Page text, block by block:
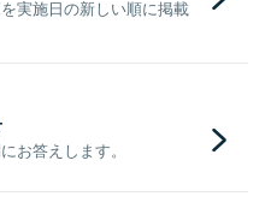
実施日の新しい順に掲載
お答えします。